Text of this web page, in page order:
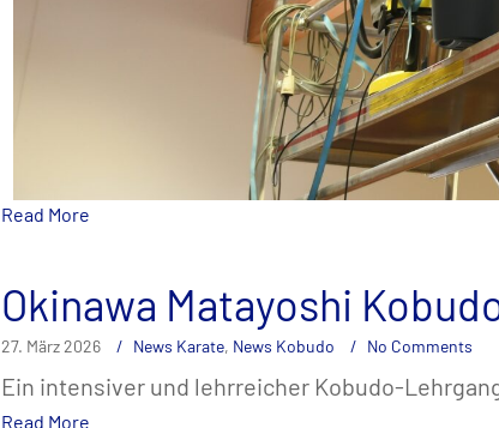
Read More
Okinawa Matayoshi
27. März 2026 News Karate, News Kobudo No Comments
Ein intensiver und lehrreicher Kobudo-
Read More